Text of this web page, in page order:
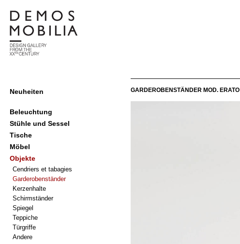
content
Primary
Menu
Neuheiten
Beleuchtung
Stühle und Sessel
Tische
Möbel
Objekte
Cendriers et tabagies
Garderobenständer
Kerzenhalte
Schirmständer
Spiegel
Teppiche
Türgriffe
Andere
GARDEROBENSTÄNDER MOD. ERATO